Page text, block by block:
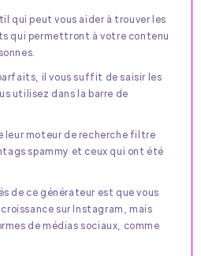
qui peut vous aider à trouver les
qui permettront à votre contenu
il vous suffit de saisir les
utilisez dans la barre de
leur moteur de recherche filtre
spammy et ceux qui ont été
de ce générateur est que vous
sur Instagram, mais
de médias sociaux, comme